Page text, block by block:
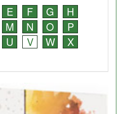
E F G
H
M N O
P
U V W
X